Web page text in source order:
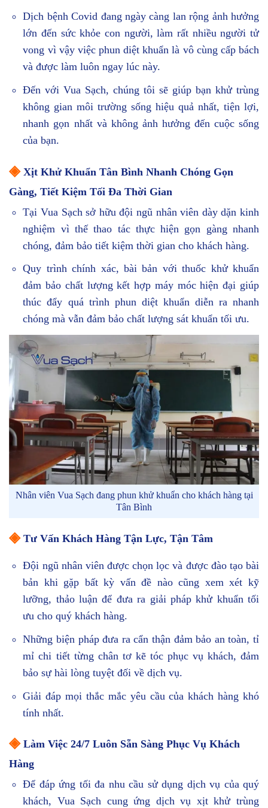
Dịch bệnh Covid đang ngày càng lan rộng ảnh hưởng
lớn đến sức khỏe con người, làm rất nhiều người tử
vong vì vậy việc phun diệt khuẩn là vô cùng cấp bách
và được làm luôn ngay lúc này.
Đến với Vua Sạch, chúng tôi sẽ giúp bạn khử trùng
không gian môi trường sống hiệu quả nhất, tiện lợi,
nhanh gọn nhất và không ảnh hưởng đến cuộc sống
của bạn.
◈ Xịt Khử Khuẩn Tân Bình Nhanh Chóng Gọn
Gàng, Tiết Kiệm Tối Đa Thời Gian
Tại Vua Sạch sở hữu đội ngũ nhân viên dày dặn kinh
nghiệm vì thế thao tác thực hiện gọn gàng nhanh
chóng, đảm bảo tiết kiệm thời gian cho khách hàng.
Quy trình chính xác, bài bản với thuốc khử khuẩn
đảm bảo chất lượng kết hợp máy móc hiện đại giúp
thúc đẩy quá trình phun diệt khuẩn diễn ra nhanh
chóng mà vẫn đảm bảo chất lượng sát khuẩn tối ưu.
Nhân viên Vua Sạch đang phun khử khuẩn cho khách hàng tại
Tân Bình
◈ Tư Vấn Khách Hàng Tận Lực, Tận Tâm
Đội ngũ nhân viên được chọn lọc và được đào tạo bài
bản khi gặp bất kỳ vấn đề nào cũng xem xét kỹ
lưỡng, thảo luận để đưa ra giải pháp khử khuẩn tối
ưu cho quý khách hàng.
Những biện pháp đưa ra cẩn thận đảm bảo an toàn, tỉ
mỉ chi tiết từng chân tơ kẽ tóc phục vụ khách, đảm
bảo sự hài lòng tuyệt đối về dịch vụ.
Giải đáp mọi thắc mắc yêu cầu của khách hàng khó
tính nhất.
◈ Làm Việc 24/7 Luôn Sẵn Sàng Phục Vụ Khách
Hàng
Để đáp ứng tối đa nhu cầu sử dụng dịch vụ của quý
khách, Vua Sạch cung ứng dịch vụ xịt khử trùng